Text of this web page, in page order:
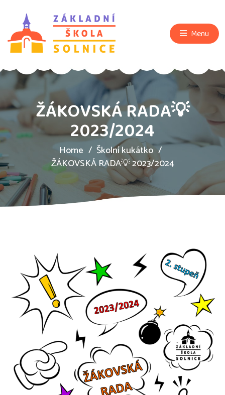
Menu
ŽÁKOVSKÁ RADA💡
2023/2024
Home
Školní kukátko
ŽÁKOVSKÁ RADA💡 2023/2024